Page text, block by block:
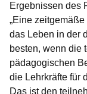
Ergebnissen des
„Eine
das Leben in der
besten, wenn die
pädagogischen
die Lehrkräfte für
Das ist den